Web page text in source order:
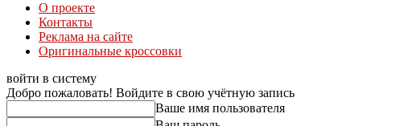
О проекте
Контакты
Реклама на сайте
Оригинальные кроссовки
войти в систему
Добро пожаловать! Войдите в свою учётную запись
Ваше имя пользователя